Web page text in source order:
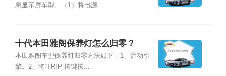
息显示屏车型。（1）将电源...
十代本田雅阁保养灯怎么归零？
本田雅阁车型保养灯归零方法如下：1、启动引
擎。2、将“TRIP”按键按...